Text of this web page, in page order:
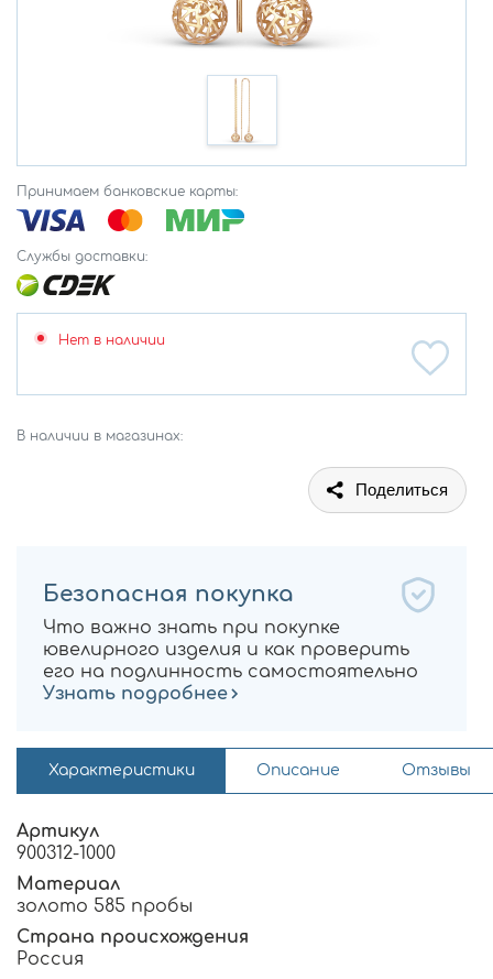
Принимаем банковские карты:
Службы доставки:
Нет в наличии
В наличии в магазинах:
Поделиться
Безопасная покупка
Что важно знать при покупке
ювелирного изделия и как проверить
его на подлинность самостоятельно
Узнать подробнее
Характеристики Описание Отзывы
Артикул
900312-1000
Материал
золото 585 пробы
Страна происхождения
Россия